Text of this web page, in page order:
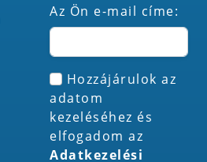
Az Ön e-mail címe:
Hozzájárulok az
adatom
kezeléséhez és
elfogadom az
Adatkezelési